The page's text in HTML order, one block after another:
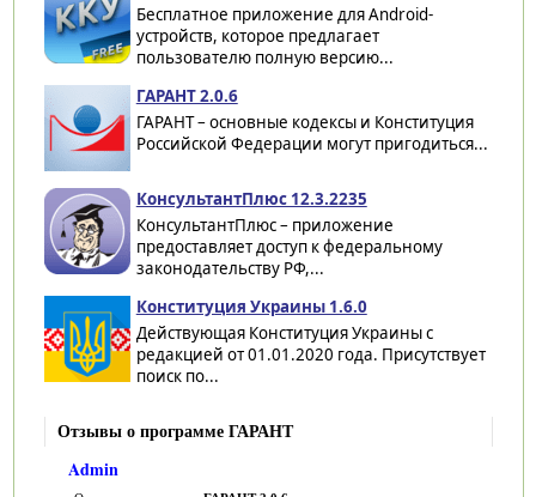
Бесплатное приложение для Android-
устройств, которое предлагает
пользователю полную версию...
ГАРАНТ 2.0.6
ГАРАНТ – основные кодексы и Конституция
Российской Федерации могут пригодиться...
КонсультантПлюс 12.3.2235
КонсультантПлюс – приложение
предоставляет доступ к федеральному
законодательству РФ,...
Конституция Украины 1.6.0
Действующая Конституция Украины с
редакцией от 01.01.2020 года. Присутствует
поиск по...
Отзывы о программе ГАРАНТ
Admin